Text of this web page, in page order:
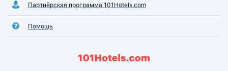
Партнёрская программа 101Hotels.com
Помощь